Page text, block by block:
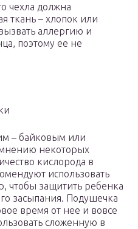
чехла должна
ткань – хлопок или
аллергию и
поэтому ее не
– байковым или
некоторых
кислорода в
использовать
чтобы защитить ребенка
засыпания. Подушечка
время от нее и вовсе
сложенную в